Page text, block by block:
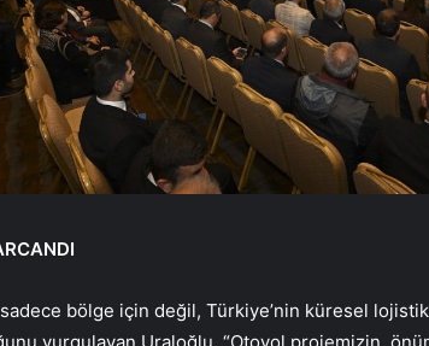
bölge için değil, Türkiye’nin küresel